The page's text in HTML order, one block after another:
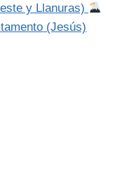
y Llanuras)
(Jesús)